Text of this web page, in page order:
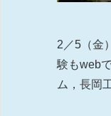
2／5（金
験もweb
ム，長岡